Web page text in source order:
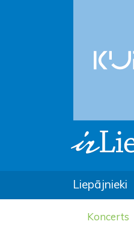
Liepājnieki
Koncerts